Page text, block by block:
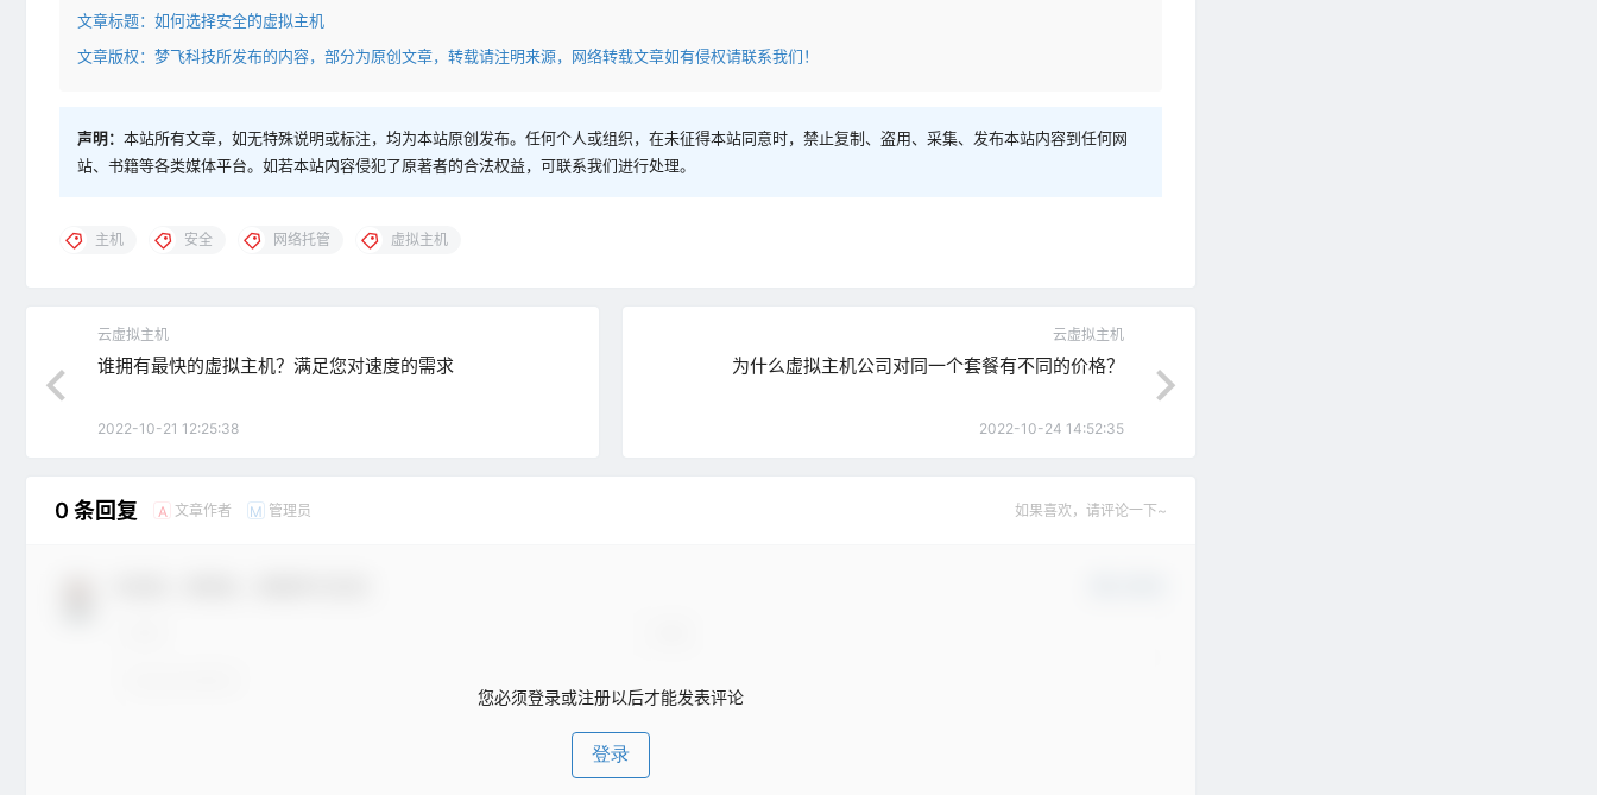
文章标题： 如何选择安全的虚拟主机
文章版权：梦飞科技所发布的内容，部分为原创文章，转载请注明来源，网络转载文章如有侵权请联系我们！
声明： 本站所有文章，如无特殊说明或标注，均为本站原创发布。任何个人或组织，在未征得本站同意时，禁止复制、盗用、采集、发布本站内容到任何网
站、书籍等各类媒体平台。如若本站内容侵犯了原著者的合法权益，可联系我们进行处理。
主机 安全 网络托管 虚拟主机
云虚拟主机
谁拥有最快的虚拟主机？满足您对速度的需求
2022-10-21 12:25:38
云虚拟主机
为什么虚拟主机公司对同一个套餐有不同的价格？
2022-10-24 14:52:35
0 条回复 A 文章作者 M 管理员 如果喜欢，请评论一下~
您必须登录或注册以后才能发表评论
登录